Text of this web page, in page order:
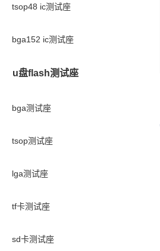
tsop48 ic测试座
bga152 ic测试座
u盘flash测试座
bga测试座
tsop测试座
lga测试座
tf卡测试座
sd卡测试座